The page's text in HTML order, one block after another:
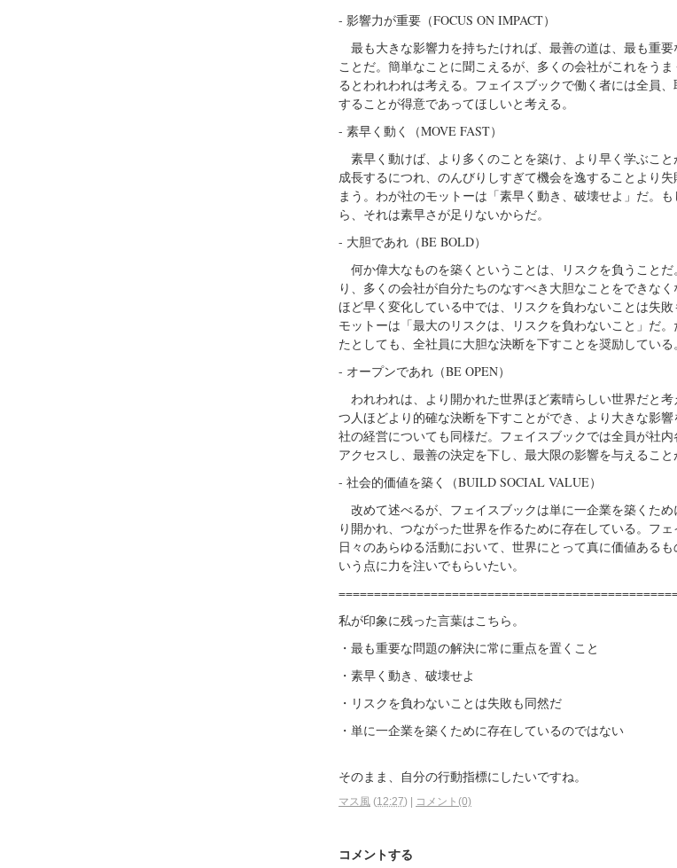
- 影響力が重要（FOCUS ON IMPACT）
最も大きな影響力を持ちたければ、最善の道は、最も重要
ことだ。簡単なことに聞こえるが、多くの会社がこれをう
るとわれわれは考える。フェイスブックで働く者には全員
することが得意であってほしいと考える。
- 素早く動く（MOVE FAST）
素早く動けば、より多くのことを築け、より早く学ぶこ
成長するにつれ、のんびりしすぎて機会を逸することより
まう。わが社のモットーは「素早く動き、破壊せよ」だ。
ら、それは素早さが足りないからだ。
- 大胆であれ（BE BOLD）
何か偉大なものを築くということは、リスクを負うこと
り、多くの会社が自分たちのなすべき大胆なことをできな
ほど早く変化している中では、リスクを負わないことは失
モットーは「最大のリスクは、リスクを負わないこと」だ
たとしても、全社員に大胆な決断を下すことを奨励している。
- オープンであれ（BE OPEN）
われわれは、より開かれた世界ほど素晴らしい世界だと
つ人ほどより的確な決断を下すことができ、より大きな影
社の経営についても同様だ。フェイスブックでは全員が社
アクセスし、最善の決定を下し、最大限の影響を与えること
- 社会的価値を築く（BUILD SOCIAL VALUE）
改めて述べるが、フェイスブックは単に一企業を築くた
り開かれ、つながった世界を作るために存在している。フェ
日々のあらゆる活動において、世界にとって真に価値ある
いう点に力を注いでもらいたい。
私が印象に残った言葉はこちら。
・最も重要な問題の解決に常に重点を置くこと
・素早く動き、破壊せよ
・リスクを負わないことは失敗も同然だ
・単に一企業を築くために存在しているのではない
そのまま、自分の行動指標にしたいですね。
マス風 (12:27) コメント(0)
コメントする